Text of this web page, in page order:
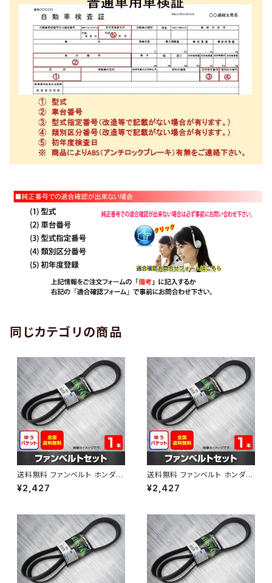
同じカテゴリの商品
送料無料 ファンベルト ホンダ
ゼスト 型式JE1 H18.03～H24.
11 （国内トップメーカー） 1本 H
¥2,427
送料無料 ファンベルト ホンダ ラ
イフ 型式JB6 H15.09～H20.1
1 （国内トップメーカー） 1本 HA
¥2,427